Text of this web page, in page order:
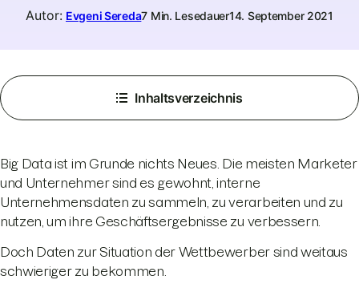
Autor: Evgeni Sereda7 Min. Lesedauer14. September 2021
Inhaltsverzeichnis
Big Data ist im Grunde nichts Neues. Die meisten Marketer
und Unternehmer sind es gewohnt, interne
Unternehmensdaten zu sammeln, zu verarbeiten und zu
nutzen, um ihre Geschäftsergebnisse zu verbessern.
Doch Daten zur Situation der Wettbewerber sind weitaus
schwieriger zu bekommen.